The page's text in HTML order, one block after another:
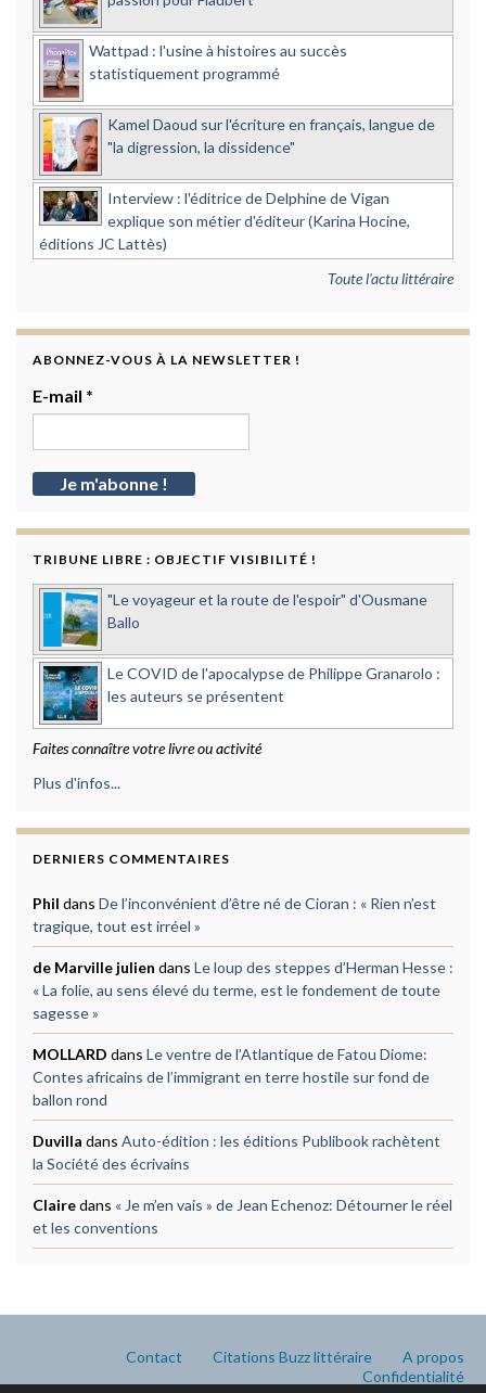
Wattpad : l'usine à histoires au succès
statistiquement programmé
Kamel Daoud sur l'écriture en français, langue de
"la digression, la dissidence"
Interview : l'éditrice de Delphine de Vigan
explique son métier d'éditeur (Karina Hocine,
éditions JC Lattès)
Toute l'actu littéraire
ABONNEZ-VOUS À LA NEWSLETTER !
E-mail *
TRIBUNE LIBRE : OBJECTIF VISIBILITÉ !
"Le voyageur et la route de l'espoir" d'Ousmane
Ballo
Le COVID de l'apocalypse de Philippe Granarolo :
les auteurs se présentent
Faites connaître votre livre ou activité
Plus d'infos...
DERNIERS COMMENTAIRES
Phil dans De l’inconvénient d’être né de Cioran : « Rien n’est
tragique, tout est irréel »
de Marville julien dans Le loup des steppes d’Herman Hesse :
« La folie, au sens élevé du terme, est le fondement de toute
sagesse »
MOLLARD dans Le ventre de l’Atlantique de Fatou Diome:
Contes africains de l’immigrant en terre hostile sur fond de
ballon rond
Duvilla dans Auto-édition : les éditions Publibook rachètent
la Société des écrivains
Clairedans « Je m’en vais » de Jean Echenoz: Détourner le réel
et les conventions
Contact Citations Buzz littéraire
A propos
Confidentialité